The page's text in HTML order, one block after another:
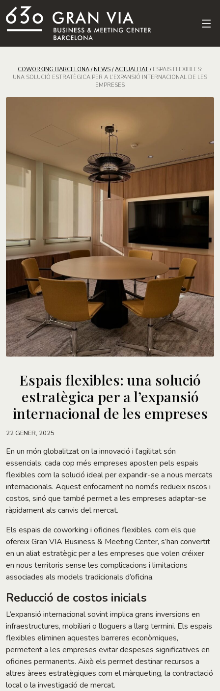
COWORKING BARCELONA / NEWS /ACTUALITAT / ESPAIS FLEXIBLES:
UNA SOLUCIÓ ESTRATÈGICA PER A L’EXPANSIÓ INTERNACIONAL DE LES
EMPRESES
Espais flexibles: una solució
estratègica per a l’expansió
internacional de les empreses
22 GENER, 2025
En un món globalitzat on la innovació i l’agilitat són
essencials, cada cop més empreses aposten pels espais
flexibles com la solució ideal per expandir-se a nous mercats
internacionals. Aquest enfocament no només redueix riscos i
costos, sinó que també permet a les empreses adaptar-se
ràpidament als canvis del mercat.
Els espais de coworking i oficines flexibles, com els que
ofereix Gran VIA Business & Meeting Center, s’han convertit
en un aliat estratègic per a les empreses que volen créixer
en nous territoris sense les complicacions i limitacions
associades als models tradicionals d’oficina.
Reducció de costos inicials
L’expansió internacional sovint implica grans inversions en
infraestructures, mobiliari o lloguers a llarg termini. Els espais
flexibles eliminen aquestes barreres econòmiques,
permetent a les empreses evitar despeses significatives en
oficines permanents. Això els permet destinar recursos a
altres àrees estratègiques com el màrqueting, la contractació
local o la investigació de mercat.